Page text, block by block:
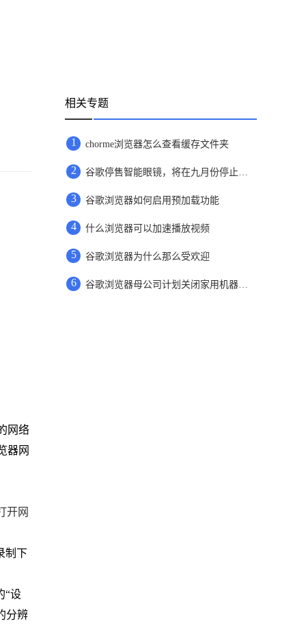
网络
器网
开网
制下
“设
分辨
相关专题
1 chorme浏览器怎么查看缓存文件夹
2 谷歌停售智能眼镜，将在九月份停止相关功能支持
3 谷歌浏览器如何启用预加载功能
4 什么浏览器可以加速播放视频
5 谷歌浏览器为什么那么受欢迎
6 谷歌浏览器母公司计划关闭家用机器人公司